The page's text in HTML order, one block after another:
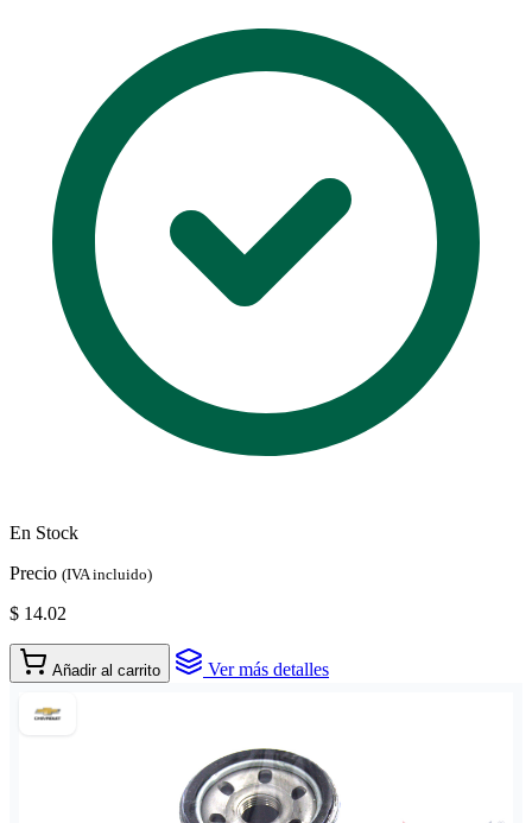
En Stock
Precio (IVA incluido)
$ 14.02
Añadir al carrito Ver más detalles